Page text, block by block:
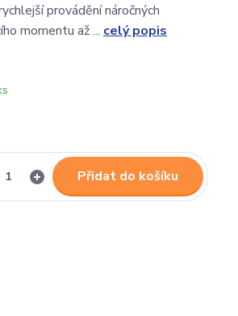
provádění náročných
momentu až ... celý popis
Přidat do košíku